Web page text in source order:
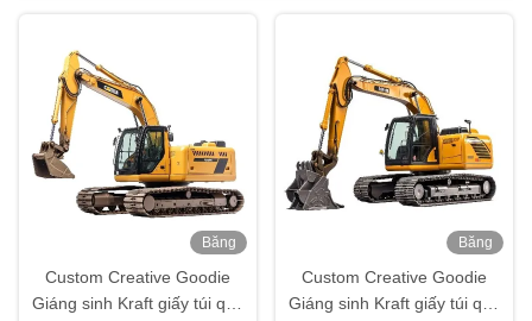
Băng
Custom Creative Goodie
Giáng sinh Kraft giấy túi quà
Băng
Custom Creative Goodie
Giáng sinh Kraft giấy túi quà